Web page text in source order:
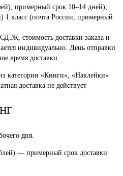
примерный срок 10–14 дней);
1 класс (почта России, примерный
стоимость доставки заказа и
индивидуально. День отправки
время доставки.
категории «Книги», «Наклейки»
доставка не действует
дня.
— примерный срок доставки